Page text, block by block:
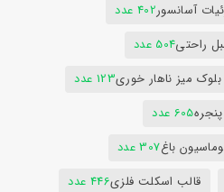
آسانسور402 عدد
راحتی504 عدد
بلوک میز ناهار خوری123 عدد
605 عدد
باغ307 عدد
قالب اسکلت فلزی446 عدد